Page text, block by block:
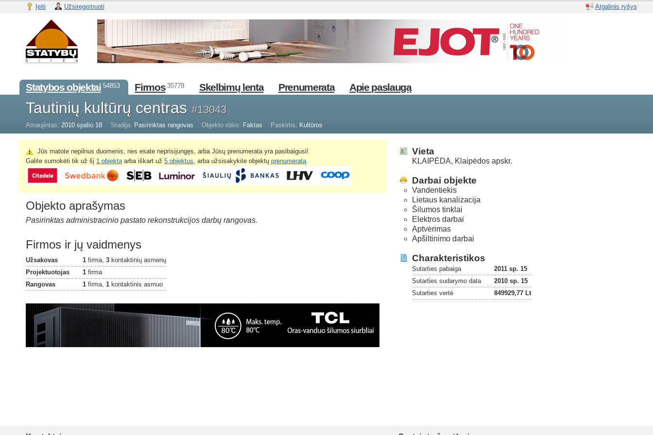
Įeiti Užsiregistruoti Atgalinis ryšys
Statybos objektai 54853 Firmos 35778 Skelbimų lenta Prenumerata Apie paslaugą
Tautinių kultūrų centras#13043
Atnaujintas: 2010 spalio 18 Stadija: Pasirinktas rangovas Objekto rūšis: Faktas Paskirtis: Kultūros
Jūs matote nepilnus duomenis, nes esate neprisijungęs, arba Jūsų prenumerata yra pasibaigusi!
Galite sumokėti tik už šį 1 objektą arba iškart už5 objektus , arba užsisakykite objektųprenumeratą
Objekto aprašymas
Pasirinktas administracinio pastato rekonstrukcijos darbų rangovas.
Firmos ir jų vaidmenys
Užsakovas 1 firma,3 kontaktinių asmenų
Projektuotojas
1 firma
Rangovas
1 firma, 1 kontaktinis asmuo
Vieta
KLAIPĖDA, Klaipėdos apskr.
Darbai objekte
Vandentiekis
Lietaus kanalizacija
Šilumos tinklai
Elektros darbai
Aptvėrimas
Apšiltinimo darbai
Charakteristikos
Sutarties pabaiga
2011 sp. 15
Sutarties sudarymo data
2010 sp. 15
Sutarties vertė
849929,77 Lt